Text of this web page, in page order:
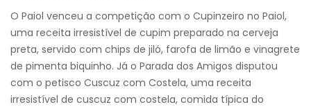
O Paiol venceu a competição com o Cupinzeiro no Paiol,
uma receita irresistível de cupim preparado na cerveja
preta, servido com chips de jiló, farofa de limão e vinagrete
de pimenta biquinho. Já o Parada dos Amigos disputou
com o petisco Cuscuz com Costela, uma receita
irresistível de cuscuz com costela, comida típica do